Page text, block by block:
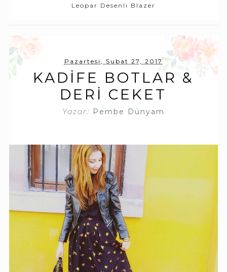
Leopar Desenli Blazer
Pazartesi, Şubat 27, 2017
KADIFE BOTLAR &
DERI CEKET
Yazar: Pembe Dünyam